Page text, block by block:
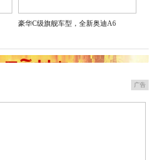
豪华C级旗舰车型，全新奥迪A6
广告